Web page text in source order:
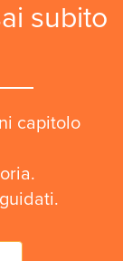
subito
capitolo